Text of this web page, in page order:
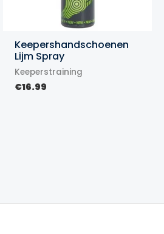
Keepershandschoenen
Lijm Spray
Keeperstraining
€16.99